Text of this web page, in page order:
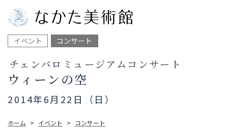
イベント コンサート
チェンバロミュージアムコンサート
ウィーンの空
2014年6月22日（日）
ホーム イベント
コンサート